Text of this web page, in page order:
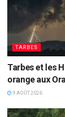
TARBES
Tarbes et les
orange aux
9 AOÛT 2026